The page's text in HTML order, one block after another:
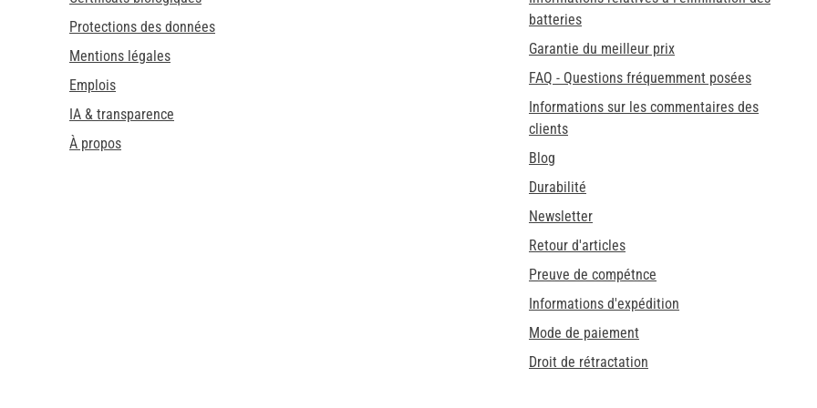
Protections des données
Mentions légales
Emplois
IA & transparence
À propos
batteries
Garantie du meilleur prix
FAQ - Questions fréquemment posées
Informations sur les commentaires des
clients
Blog
Durabilité
Newsletter
Retour d'articles
Preuve de compétnce
Informations d'expédition
Mode de paiement
Droit de rétractation